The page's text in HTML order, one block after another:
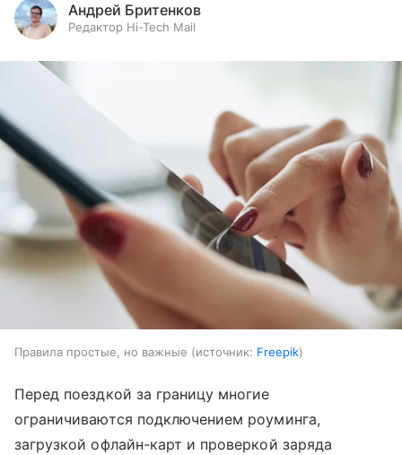
Андрей Бритенков
Редактор Hi-Tech Mail
Правила простые, но важные источник: Freepik
Перед поездкой за границу многие
ограничиваются подключением роуминга,
загрузкой офлайн-карт и проверкой заряда